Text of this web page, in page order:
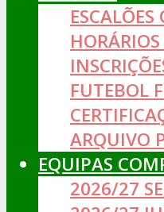
FUTEBOL
ARQUIVO
EQUIPAS
2026/27